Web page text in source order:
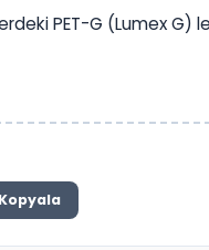
PET-G (Lumex